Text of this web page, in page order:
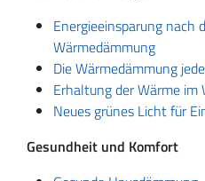
Energieeinsparung nach
Wärmedämmung
Die Wärmedämmung
Erhaltung der Wärme im
Neues grünes Licht für
Gesundheit und Komfort